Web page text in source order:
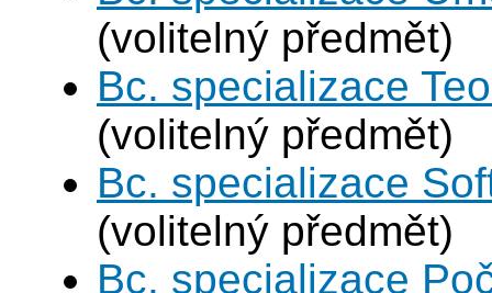
(volitelný předmět)
Bc. specializace
(volitelný předmět)
Bc. specializace
(volitelný předmět)
Bc. specializace